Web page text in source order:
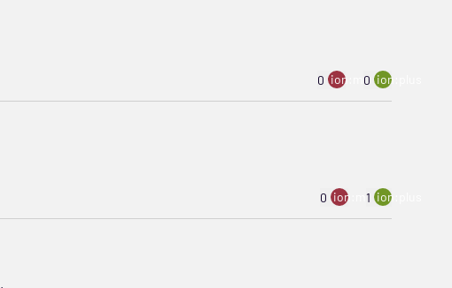
0 ion:minus
0 ion:plus
0 ion:minus
1 ion:plus